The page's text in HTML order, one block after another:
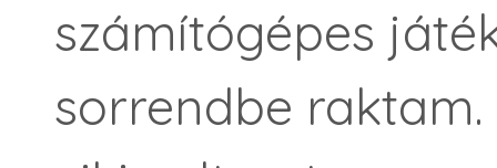
számítógépes
sorrendbe